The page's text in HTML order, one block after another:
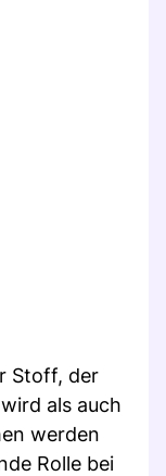
Stoff, der
als auch
werden
Rolle bei